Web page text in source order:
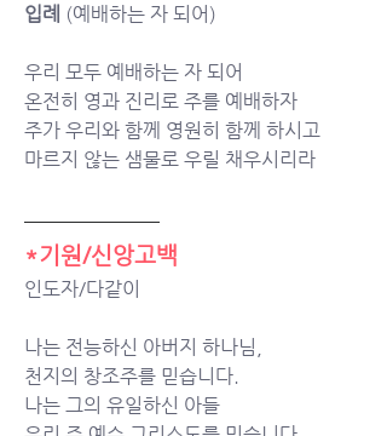
입례 (예배하는 자 되어)
우리 모두 예배하는 자 되어
온전히 영과 진리로 주를 예배하자
주가 우리와 함께 영원히 함께 하시고
마르지 않는 샘물로 우릴 채우시리라
*기원/신앙고백
인도자/다같이
나는 전능하신 아버지 하나님,
천지의 창조주를 믿습니다.
나는 그의 유일하신 아들